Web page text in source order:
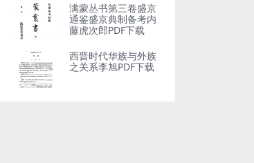
满蒙丛书第三卷盛京
通鉴盛京典制备考内
藤虎次郎PDF下载
西晋时代华族与外族
之关系李旭PDF下载